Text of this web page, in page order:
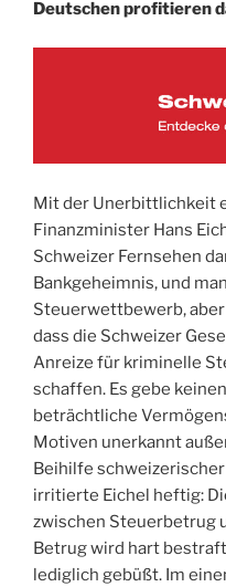
Deutschen profitieren
Mit der Unerbittlichkeit
Finanzminister Hans
Schweizer Fernsehen
Bankgeheimnis, und
Steuerwettbewerb,
dass die Schweizer
Anreize für kriminelle
schaffen. Es gebe
beträchtliche
Motiven unerkannt
Beihilfe
irritierte Eichel heftig:
zwischen Steuerbetrug
Betrug wird hart
lediglich gebüßt. Im